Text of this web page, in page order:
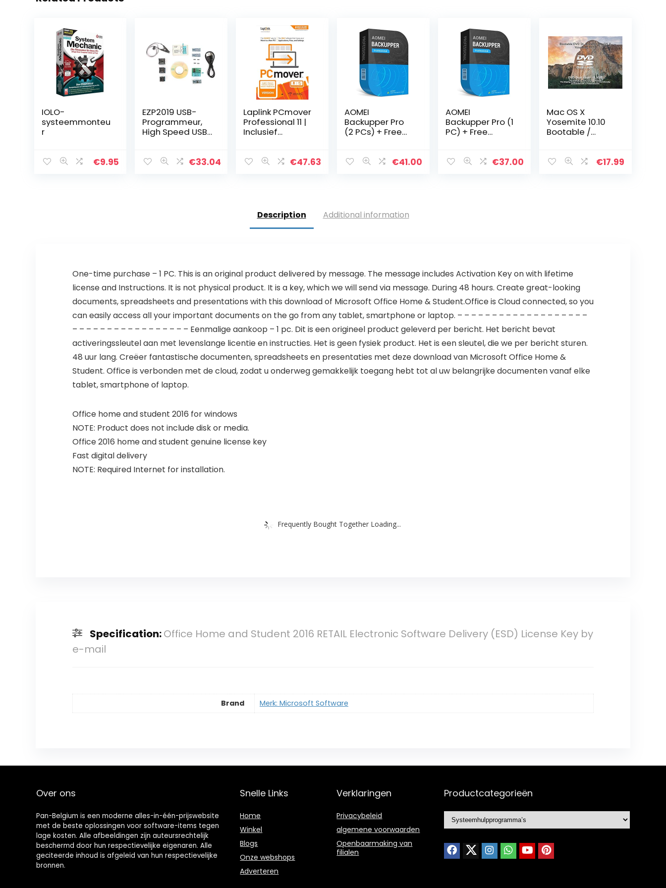
IOLO-
systeemmonteu
r
€9.95
EZP2019 USB-
Programmeur,
High Speed ​​USB
voor 24 25 93
€33.04
Laplink PCmover
Professional 11 |
Inclusief
1 Gebruik
€47.63
AOMEI
Backupper Pro
(2 PCs) + Free
Digital Delivery
€41.00
AOMEI
Backupper Pro (1
PC) + Free
Digital Delivery
€37.00
Mac OS X
Yosemite 10.10
Bootable /
€17.99
Description Additional information
One-time purchase – 1 PC. This is an original product delivered by message. The message includes Activation Key on with lifetime
license and Instructions. It is not physical product. It is a key, which we will send via message. During 48 hours. Create great-looking
documents, spreadsheets and presentations with this download of Microsoft Office Home & Student.Office is Cloud connected, so you
can easily access all your important documents on the go from any tablet, smartphone or laptop. – – – – – – – – – – – – – – – – – – –
– – – – – – – – – – – – – – – – – Eenmalige aankoop – 1 pc. Dit is een origineel product geleverd per bericht. Het bericht bevat
activeringssleutel aan met levenslange licentie en instructies. Het is geen fysiek product. Het is een sleutel, die we per bericht sturen.
48 uur lang. Creëer fantastische documenten, spreadsheets en presentaties met deze download van Microsoft Office Home &
Student. Office is verbonden met de cloud, zodat u onderweg gemakkelijk toegang hebt tot al uw belangrijke documenten vanaf elke
tablet, smartphone of laptop.
Office home and student 2016 for windows
NOTE: Product does not include disk or media.
Office 2016 home and student genuine license key
Fast digital delivery
NOTE: Required Internet for installation.
Frequently Bought Together Loading...
Specification:Office Home and Student 2016 RETAIL Electronic Software Delivery (ESD) License Key by
e-mail
Brand Merk: Microsoft Software
Over ons
Pan-Belgium is een moderne alles-in-één-prijswebsite
met de beste oplossingen voor software-items tegen
lage kosten. Alle afbeeldingen zijn auteursrechtelijk
beschermd door hun respectievelijke eigenaren. Alle
geciteerde inhoud is afgeleid van hun respectievelijke
bronnen.
Snelle Links
Home
Winkel
Blogs
Onze webshops
Adverteren
Verklaringen
Privacybeleid
algemene voorwaarden
Openbaarmaking van
filialen
Productcategorieën